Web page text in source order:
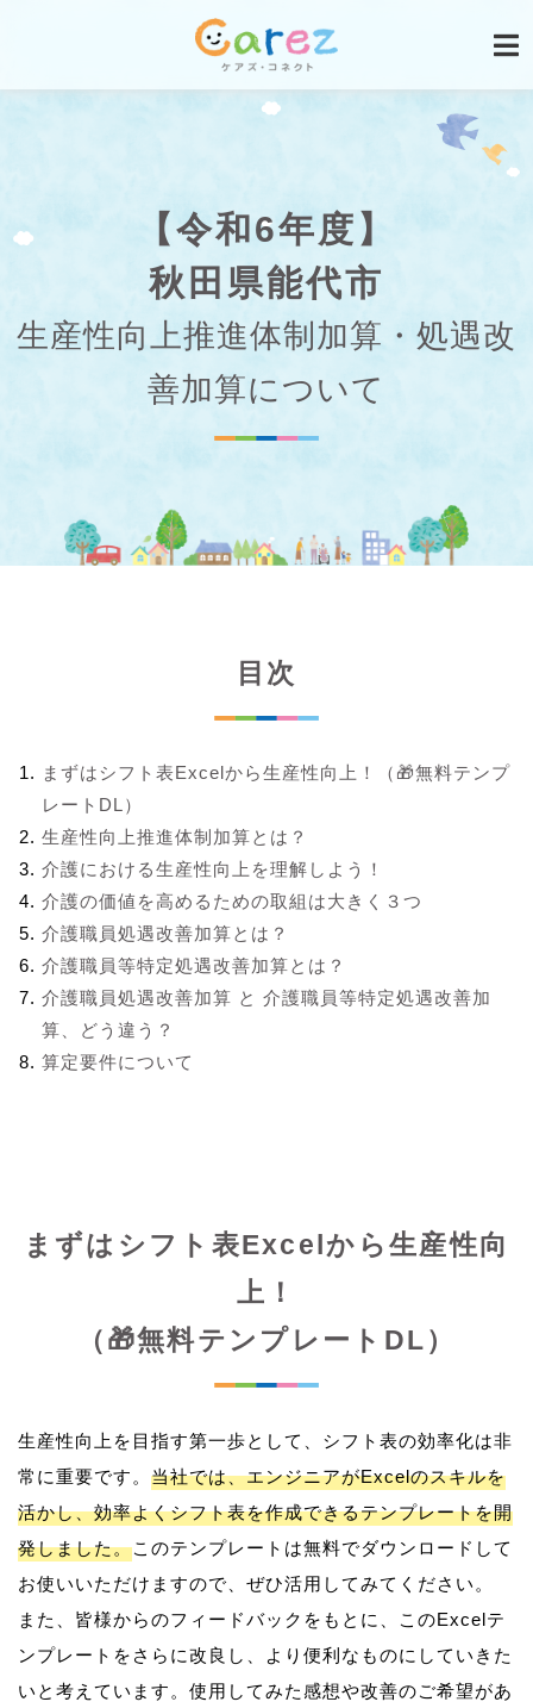
【令和6年度】
秋田県能代市
生産性向上推進体制加算・処遇改
善加算について
目次
まずはシフト表Excelから生産性向上！（🎁無料テンプ
レートDL）
生産性向上推進体制加算とは？
介護における生産性向上を理解しよう！
介護の価値を高めるための取組は大きく３つ
介護職員処遇改善加算とは？
介護職員等特定処遇改善加算とは？
介護職員処遇改善加算 と 介護職員等特定処遇改善加
算、どう違う？
算定要件について
まずはシフト表Excelから生産性向
上！
（🎁無料テンプレートDL）
生産性向上を目指す第一歩として、シフト表の効率化は非
常に重要です。 当社では、エンジニアがExcelのスキルを
活かし、効率よくシフト表を作成できるテンプレートを開
発しました。このテンプレートは無料でダウンロードして
お使いいただけますので、ぜひ活用してみてください。
また、皆様からのフィードバックをもとに、このExcelテ
ンプレートをさらに改良し、より便利なものにしていきた
いと考えています。使用してみた感想や改善のご希望があ